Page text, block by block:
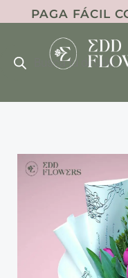
al
contenido
PAGA FÁCIL
Ramo
Marcela